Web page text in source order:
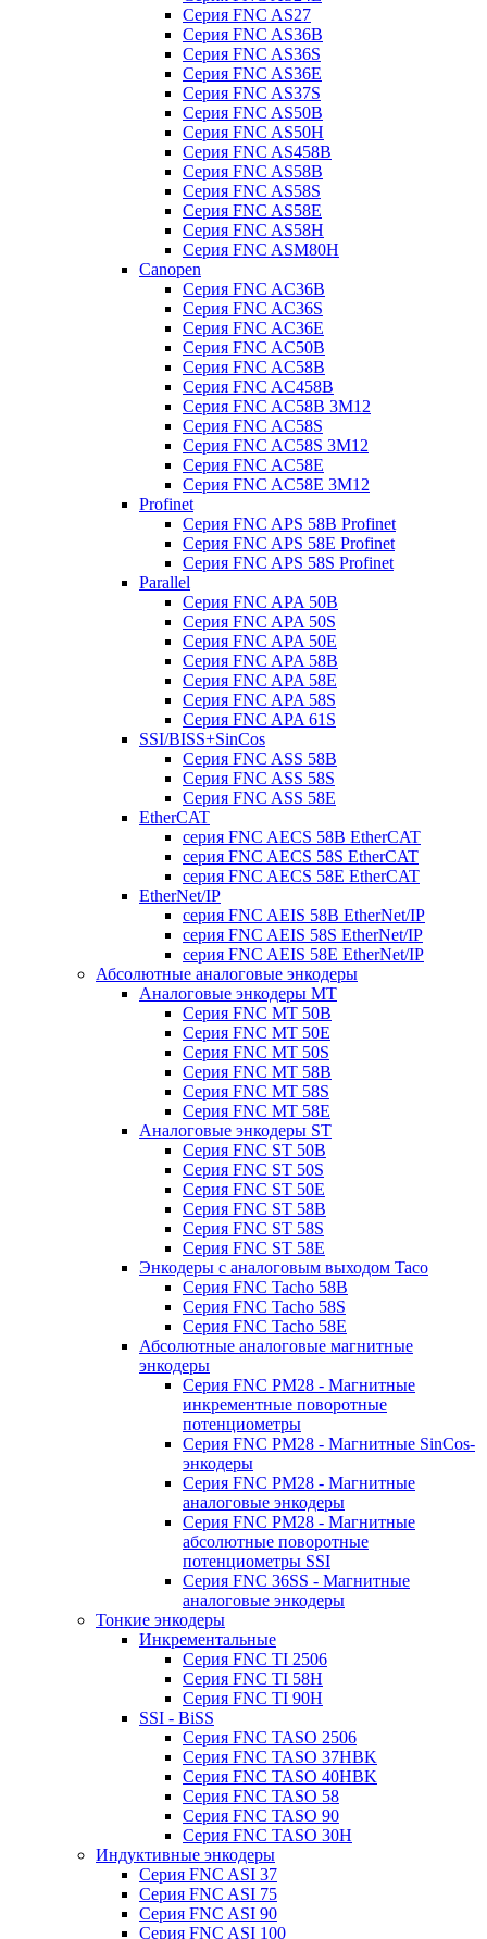
Серия FNC AS27
Серия FNC AS36B
Серия FNC AS36S
Серия FNC AS36E
Серия FNC AS37S
Серия FNC AS50B
Серия FNC AS50H
Серия FNC AS458B
Серия FNC AS58B
Серия FNC AS58S
Серия FNC AS58E
Серия FNC AS58H
Серия FNC ASM80H
Canopen
Серия FNC AC36B
Серия FNC AC36S
Серия FNC AC36E
Серия FNC AC50B
Серия FNC AC58B
Серия FNC AC458B
Серия FNC AC58B 3M12
Серия FNC AC58S
Серия FNC AC58S 3M12
Серия FNC AC58E
Серия FNC AC58E 3M12
Profinet
Серия FNC APS 58B Profinet
Серия FNC APS 58E Profinet
Серия FNC APS 58S Profinet
Parallel
Серия FNC APA 50B
Серия FNC APA 50S
Серия FNC APA 50E
Серия FNC APA 58B
Серия FNC APA 58E
Серия FNC APA 58S
Серия FNC APA 61S
SSI/BISS+SinCos
Серия FNC ASS 58B
Серия FNC ASS 58S
Серия FNC ASS 58E
EtherCAT
серия FNC AECS 58B EtherCAT
серия FNC AECS 58S EtherCAT
серия FNC AECS 58E EtherCAT
EtherNet/IP
серия FNC AEIS 58B EtherNet/IP
серия FNC AEIS 58S EtherNet/IP
серия FNC AEIS 58E EtherNet/IP
Абсолютные аналоговые энкодеры
Аналоговые энкодеры MT
Серия FNC MT 50B
Серия FNC MT 50E
Серия FNC MT 50S
Серия FNC MT 58B
Серия FNC MT 58S
Серия FNC MT 58E
Аналоговые энкодеры ST
Серия FNC ST 50B
Серия FNC ST 50S
Серия FNC ST 50E
Серия FNC ST 58B
Серия FNC ST 58S
Серия FNC ST 58E
Энкодеры с аналоговым выходом Taco
Серия FNC Tacho 58B
Серия FNC Tacho 58S
Серия FNC Tacho 58E
Абсолютные аналоговые магнитные
энкодеры
Серия FNC PM28 - Магнитные
инкрементные поворотные
потенциометры
Серия FNC PM28 - Магнитные SinCos-
энкодеры
Серия FNC PM28 - Магнитные
аналоговые энкодеры
Серия FNC PM28 - Магнитные
абсолютные поворотные
потенциометры SSI
Серия FNC 36SS - Магнитные
аналоговые энкодеры
Тонкие энкодеры
Инкрементальные
Серия FNC TI 2506
Серия FNC TI 58H
Серия FNC TI 90H
SSI - BiSS
Серия FNC TASO 2506
Серия FNC TASO 37HBK
Серия FNC TASO 40HBK
Серия FNC TASO 58
Серия FNC TASO 90
Серия FNC TASO 30H
Индуктивные энкодеры
Серия FNC ASI 37
Серия FNC ASI 75
Серия FNC ASI 90
Серия FNC ASI 100